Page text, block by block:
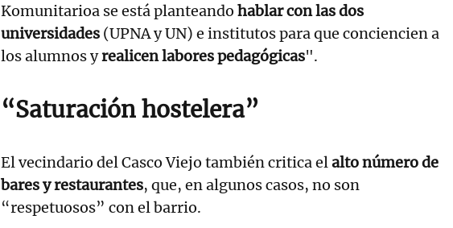
Komunitarioa se está planteando hablar con las dos
universidades (UPNA y UN) e institutos para que conciencien a
los alumnos yrealicen labores pedagógicas".
“Saturación hostelera”
El vecindario del Casco Viejo también critica elalto número de
bares y restaurantes, que, en algunos casos, no son
“respetuosos” con el barrio.